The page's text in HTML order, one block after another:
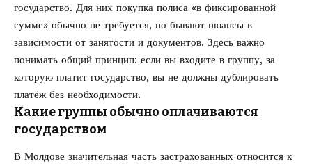
государство. Для них покупка полиса «в фиксированной
сумме» обычно не требуется, но бывают нюансы в
зависимости от занятости и документов. Здесь важно
понимать общий принцип: если вы входите в группу, за
которую платит государство, вы не должны дублировать
платёж без необходимости.
Какие группы обычно оплачиваются
государством
В Молдове значительная часть застрахованных относится к